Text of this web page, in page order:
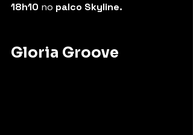
18h10 no palco Skyline.
Gloria Groove